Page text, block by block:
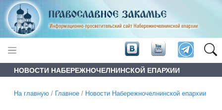
НОВОСТИ НАБЕРЕЖНОЧЕЛНИНСКОЙ ЕПАРХИИ
На главную / Главное / Новости Набережночелнинской епархии